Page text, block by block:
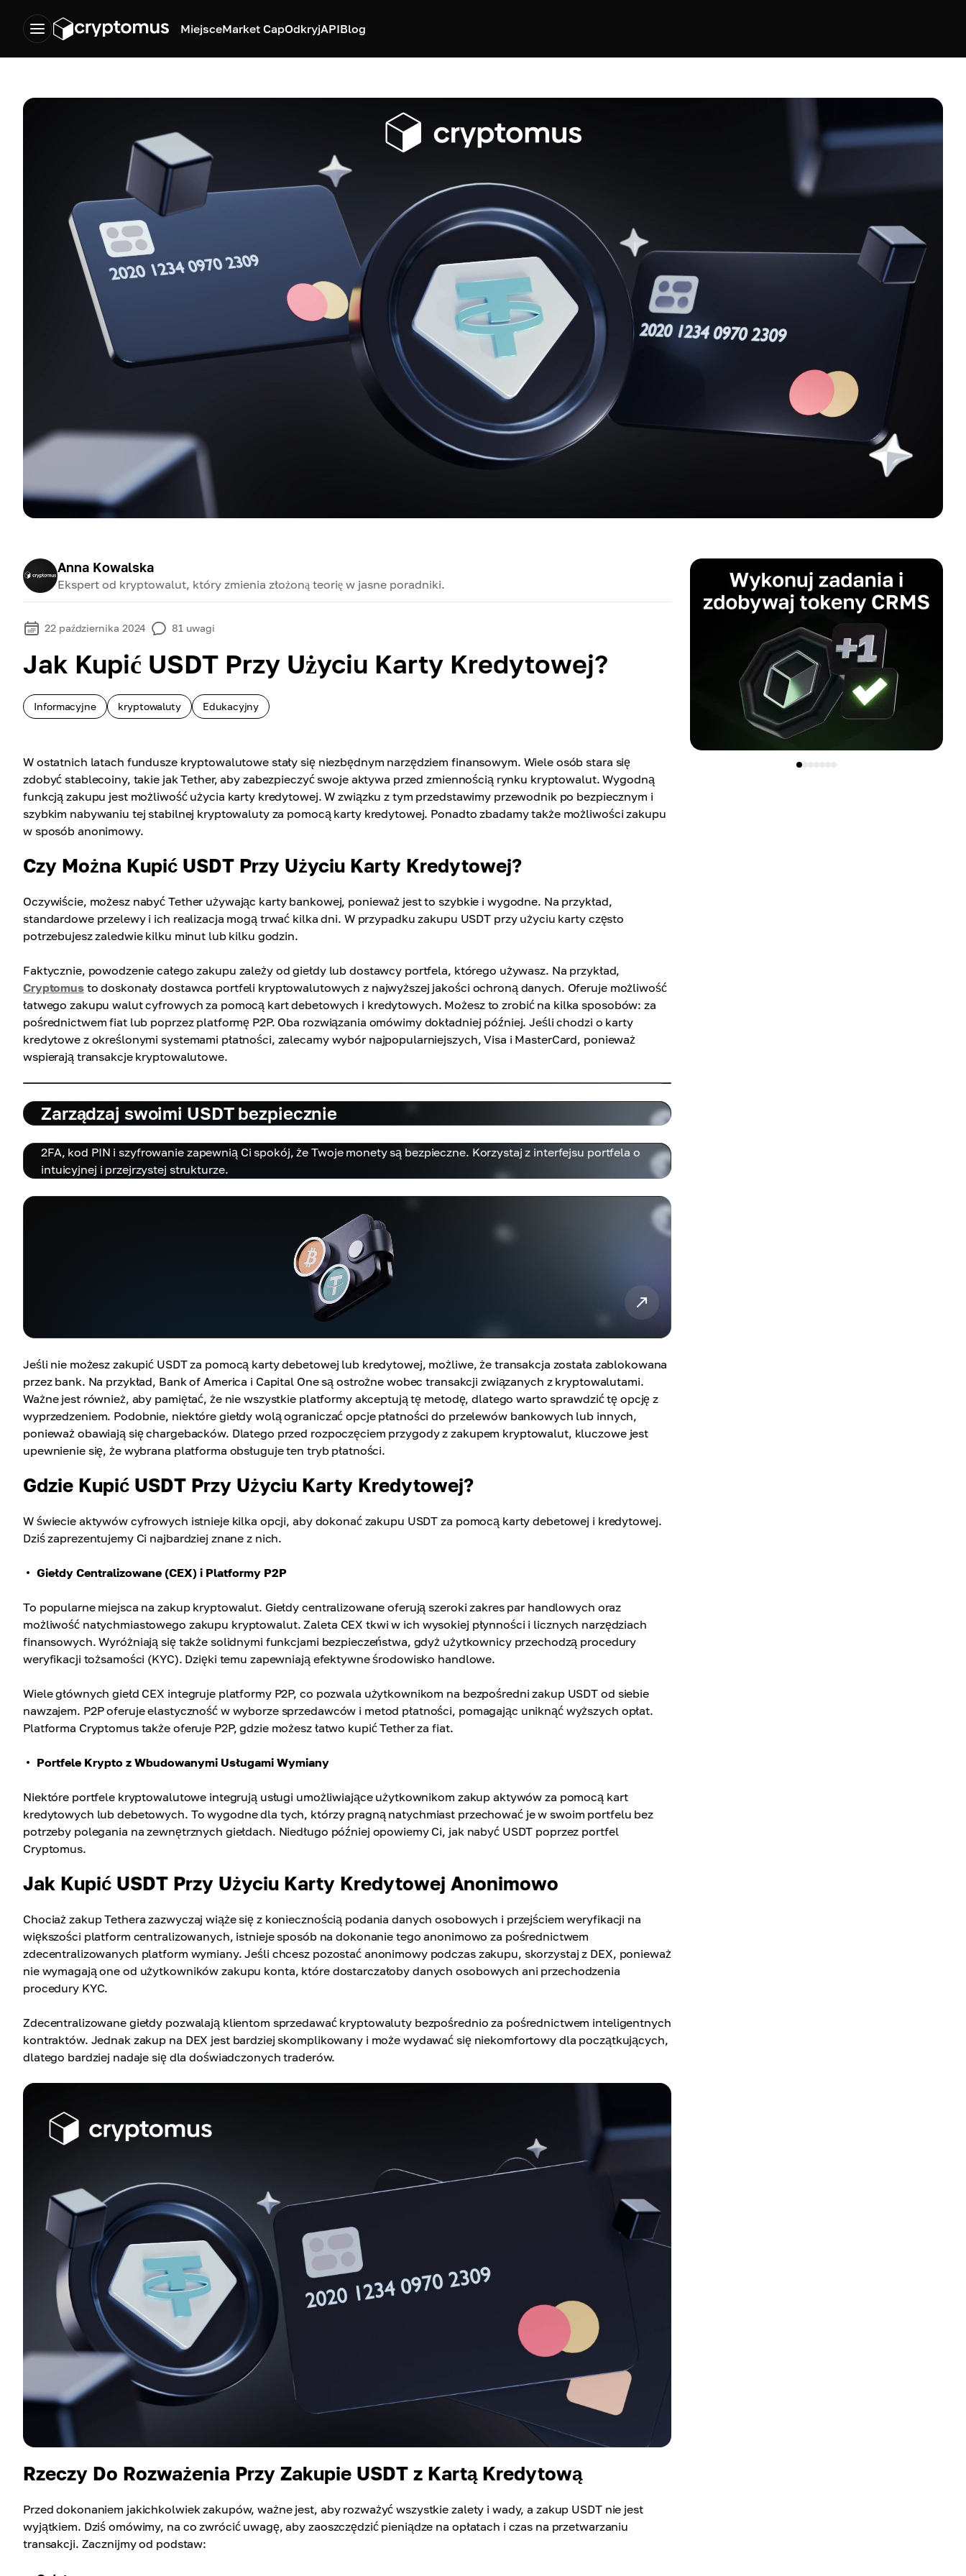
MiejsceMarket CapOdkryjAPIBlog
Anna Kowalska
Ekspert od kryptowalut, który zmienia złożoną teorię w jasne poradniki.
22 października 2024 81 uwagi
Jak Kupić USDT Przy Użyciu Karty Kredytowej?
Informacyjne kryptowaluty Edukacyjny
W ostatnich latach fundusze kryptowalutowe stały się niezbędnym narzędziem finansowym. Wiele osób stara się
zdobyć stablecoiny, takie jak Tether, aby zabezpieczyć swoje aktywa przed zmiennością rynku kryptowalut. Wygodną
funkcją zakupu jest możliwość użycia karty kredytowej. W związku z tym przedstawimy przewodnik po bezpiecznym i
szybkim nabywaniu tej stabilnej kryptowaluty za pomocą karty kredytowej. Ponadto zbadamy także możliwości zakupu
w sposób anonimowy.
Czy Można Kupić USDT Przy Użyciu Karty Kredytowej?
Oczywiście, możesz nabyć Tether używając karty bankowej, ponieważ jest to szybkie i wygodne. Na przykład,
standardowe przelewy i ich realizacja mogą trwać kilka dni. W przypadku zakupu USDT przy użyciu karty często
potrzebujesz zaledwie kilku minut lub kilku godzin.
Faktycznie, powodzenie całego zakupu zależy od giełdy lub dostawcy portfela, którego używasz. Na przykład,
Cryptomusto doskonały dostawca portfeli kryptowalutowych z najwyższej jakości ochroną danych. Oferuje możliwość
łatwego zakupu walut cyfrowych za pomocą kart debetowych i kredytowych. Możesz to zrobić na kilka sposobów: za
pośrednictwem fiat lub poprzez platformę P2P. Oba rozwiązania omówimy dokładniej później. Jeśli chodzi o karty
kredytowe z określonymi systemami płatności, zalecamy wybór najpopularniejszych, Visa i MasterCard, ponieważ
wspierają transakcje kryptowalutowe.
Zarządzaj swoimi USDT bezpiecznie
2FA, kod PIN i szyfrowanie zapewnią Ci spokój, że Twoje monety są bezpieczne. Korzystaj z interfejsu portfela o
intuicyjnej i przejrzystej strukturze.
Jeśli nie możesz zakupić USDT za pomocą karty debetowej lub kredytowej, możliwe, że transakcja została zablokowana
przez bank. Na przykład, Bank of America i Capital One są ostrożne wobec transakcji związanych z kryptowalutami.
Ważne jest również, aby pamiętać, że nie wszystkie platformy akceptują tę metodę, dlatego warto sprawdzić tę opcję z
wyprzedzeniem. Podobnie, niektóre giełdy wolą ograniczać opcje płatności do przelewów bankowych lub innych,
ponieważ obawiają się chargebacków. Dlatego przed rozpoczęciem przygody z zakupem kryptowalut, kluczowe jest
upewnienie się, że wybrana platforma obsługuje ten tryb płatności.
Gdzie Kupić USDT Przy Użyciu Karty Kredytowej?
W świecie aktywów cyfrowych istnieje kilka opcji, aby dokonać zakupu USDT za pomocą karty debetowej i kredytowej.
Dziś zaprezentujemy Ci najbardziej znane z nich.
Giełdy Centralizowane (CEX) i Platformy P2P
To popularne miejsca na zakup kryptowalut. Giełdy centralizowane oferują szeroki zakres par handlowych oraz
możliwość natychmiastowego zakupu kryptowalut. Zaleta CEX tkwi w ich wysokiej płynności i licznych narzędziach
finansowych. Wyróżniają się także solidnymi funkcjami bezpieczeństwa, gdyż użytkownicy przechodzą procedury
weryfikacji tożsamości (KYC). Dzięki temu zapewniają efektywne środowisko handlowe.
Wiele głównych giełd CEX integruje platformy P2P, co pozwala użytkownikom na bezpośredni zakup USDT od siebie
nawzajem. P2P oferuje elastyczność w wyborze sprzedawców i metod płatności, pomagając uniknąć wyższych opłat.
Platforma Cryptomus także oferuje P2P, gdzie możesz łatwo kupić Tether za fiat.
Portfele Krypto z Wbudowanymi Usługami Wymiany
Niektóre portfele kryptowalutowe integrują usługi umożliwiające użytkownikom zakup aktywów za pomocą kart
kredytowych lub debetowych. To wygodne dla tych, którzy pragną natychmiast przechować je w swoim portfelu bez
potrzeby polegania na zewnętrznych giełdach. Niedługo później opowiemy Ci, jak nabyć USDT poprzez portfel
Cryptomus.
Jak Kupić USDT Przy Użyciu Karty Kredytowej Anonimowo
Chociaż zakup Tethera zazwyczaj wiąże się z koniecznością podania danych osobowych i przejściem weryfikacji na
większości platform centralizowanych, istnieje sposób na dokonanie tego anonimowo za pośrednictwem
zdecentralizowanych platform wymiany. Jeśli chcesz pozostać anonimowy podczas zakupu, skorzystaj z DEX, ponieważ
nie wymagają one od użytkowników zakupu konta, które dostarczałoby danych osobowych ani przechodzenia
procedury KYC.
Zdecentralizowane giełdy pozwalają klientom sprzedawać kryptowaluty bezpośrednio za pośrednictwem inteligentnych
kontraktów. Jednak zakup na DEX jest bardziej skomplikowany i może wydawać się niekomfortowy dla początkujących,
dlatego bardziej nadaje się dla doświadczonych traderów.
Rzeczy Do Rozważenia Przy Zakupie USDT z Kartą Kredytową
Przed dokonaniem jakichkolwiek zakupów, ważne jest, aby rozważyć wszystkie zalety i wady, a zakup USDT nie jest
wyjątkiem. Dziś omówimy, na co zwrócić uwagę, aby zaoszczędzić pieniądze na opłatach i czas na przetwarzaniu
transakcji. Zacznijmy od podstaw: